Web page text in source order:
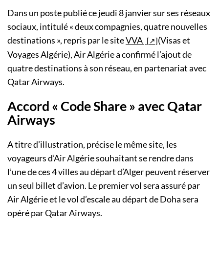
Dans un poste publié ce jeudi 8 janvier sur ses réseaux
sociaux, intitulé « deux compagnies, quatre nouvelles
destinations », repris par le siteVVA
(Visas et
Voyages Algérie), Air Algérie a confirmé l’ajout de
quatre destinations à son réseau, en partenariat avec
Qatar Airways.
Accord « Code Share » avec Qatar
Airways
A titre d’illustration, précise le même site, les
voyageurs d’Air Algérie souhaitant se rendre dans
l’une de ces 4 villes au départ d’Alger peuvent réserver
un seul billet d’avion. Le premier vol sera assuré par
Air Algérie et le vol d’escale au départ de Doha sera
opéré par Qatar Airways.